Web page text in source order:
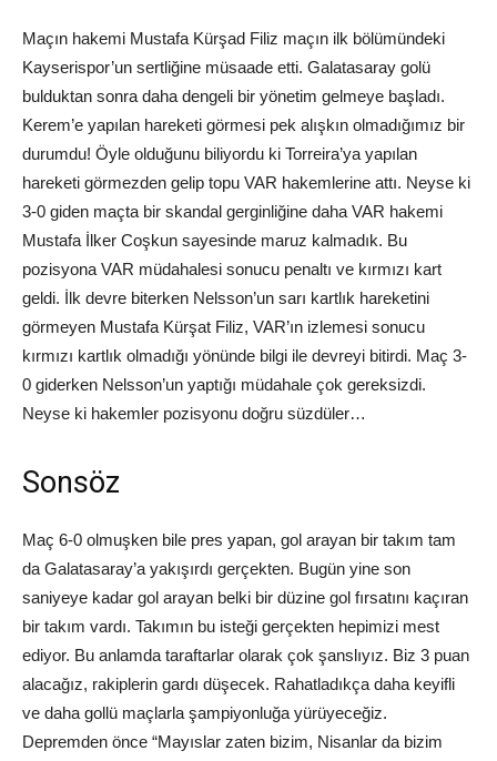
Maçın hakemi Mustafa Kürşad Filiz maçın ilk bölümündeki
Kayserispor’un sertliğine müsaade etti. Galatasaray golü
bulduktan sonra daha dengeli bir yönetim gelmeye başladı.
Kerem’e yapılan hareketi görmesi pek alışkın olmadığımız bir
durumdu! Öyle olduğunu biliyordu ki Torreira’ya yapılan
hareketi görmezden gelip topu VAR hakemlerine attı. Neyse ki
3-0 giden maçta bir skandal gerginliğine daha VAR hakemi
Mustafa İlker Coşkun sayesinde maruz kalmadık. Bu
pozisyona VAR müdahalesi sonucu penaltı ve kırmızı kart
geldi. İlk devre biterken Nelsson’un sarı kartlık hareketini
görmeyen Mustafa Kürşat Filiz, VAR’ın izlemesi sonucu
kırmızı kartlık olmadığı yönünde bilgi ile devreyi bitirdi. Maç 3-
0 giderken Nelsson’un yaptığı müdahale çok gereksizdi.
Neyse ki hakemler pozisyonu doğru süzdüler…
Sonsöz
Maç 6-0 olmuşken bile pres yapan, gol arayan bir takım tam
da Galatasaray’a yakışırdı gerçekten. Bugün yine son
saniyeye kadar gol arayan belki bir düzine gol fırsatını kaçıran
bir takım vardı. Takımın bu isteği gerçekten hepimizi mest
ediyor. Bu anlamda taraftarlar olarak çok şanslıyız. Biz 3 puan
alacağız, rakiplerin gardı düşecek. Rahatladıkça daha keyifli
ve daha gollü maçlarla şampiyonluğa yürüyeceğiz.
Depremden önce “Mayıslar zaten bizim, Nisanlar da bizim